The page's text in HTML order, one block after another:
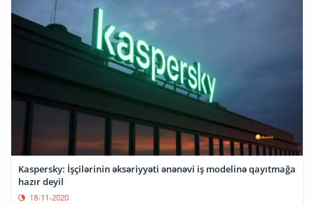
Kaspersky: İşçilərinin əksəriyyəti ənənəvi iş modelinə qayıtmağa
hazır deyil
18-11-2020